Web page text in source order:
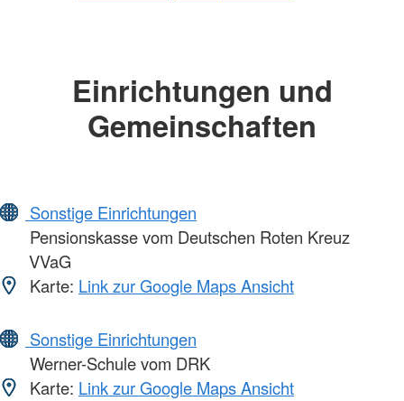
Einrichtungen und
Gemeinschaften
Sonstige Einrichtungen
Pensionskasse vom Deutschen Roten Kreuz
VVaG
Karte: Link zur Google Maps Ansicht
Sonstige Einrichtungen
Werner-Schule vom DRK
Karte: Link zur Google Maps Ansicht